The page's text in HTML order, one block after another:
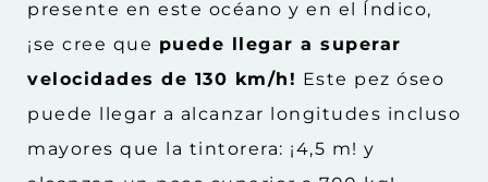
presente en este océano y en el Índico,
¡se cree que puede llegar a superar
velocidades de 130 km/h! Este pez óseo
puede llegar a alcanzar longitudes incluso
mayores que la tintorera: ¡4,5 m! y